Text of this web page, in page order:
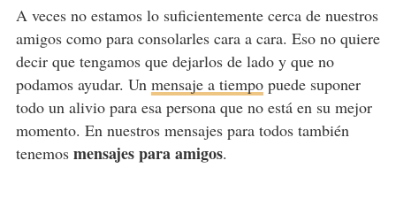
A veces no estamos lo suficientemente cerca de nuestros
amigos como para consolarles cara a cara. Eso no quiere
decir que tengamos que dejarlos de lado y que no
podamos ayudar. Un mensaje a tiempopuede suponer
todo un alivio para esa persona que no está en su mejor
momento. En nuestros mensajes para todos también
tenemos mensajes para amigos.